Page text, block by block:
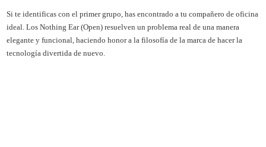
Si te identificas con el primer grupo, has encontrado a tu compañero de oficina
ideal. Los Nothing Ear (Open) resuelven un problema real de una manera
elegante y funcional, haciendo honor a la filosofía de la marca de hacer la
tecnología divertida de nuevo.